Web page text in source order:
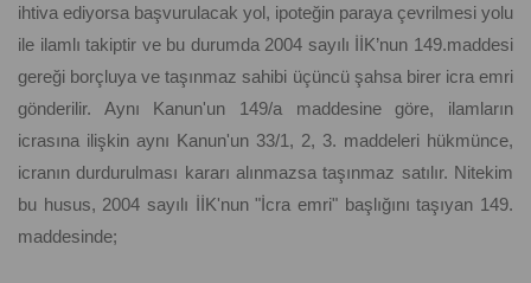
ihtiva ediyorsa başvurulacak yol, ipoteğin paraya çevrilmesi yolu
ile ilamlı takiptir ve bu durumda 2004 sayılı İİK’nun 149.maddesi
gereği borçluya ve taşınmaz sahibi üçüncü şahsa birer icra emri
gönderilir. Aynı Kanun'un 149/a maddesine göre, ilamların
icrasına ilişkin aynı Kanun'un 33/1, 2, 3. maddeleri hükmünce,
icranın durdurulması kararı alınmazsa taşınmaz satılır. Nitekim
bu husus, 2004 sayılı İİK'nun "İcra emri" başlığını taşıyan 149.
maddesinde;